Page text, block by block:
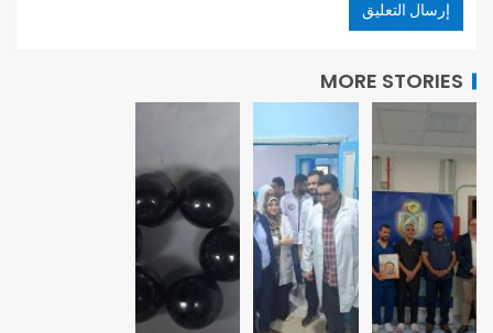
MORE STORIES